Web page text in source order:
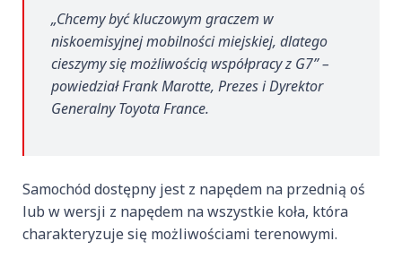
„Chcemy być kluczowym graczem w
niskoemisyjnej mobilności miejskiej, dlatego
cieszymy się możliwością współpracy z G7” –
powiedział Frank Marotte, Prezes i Dyrektor
Generalny Toyota France.
Samochód dostępny jest z napędem na przednią oś
lub w wersji z napędem na wszystkie koła, która
charakteryzuje się możliwościami terenowymi.